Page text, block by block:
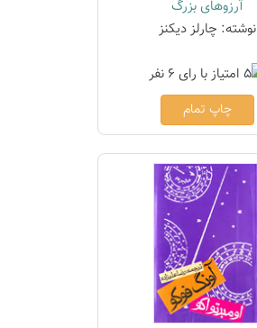
آرزوهای بزرگ
نوشته: چارلز دیکنز
چاپ تمام